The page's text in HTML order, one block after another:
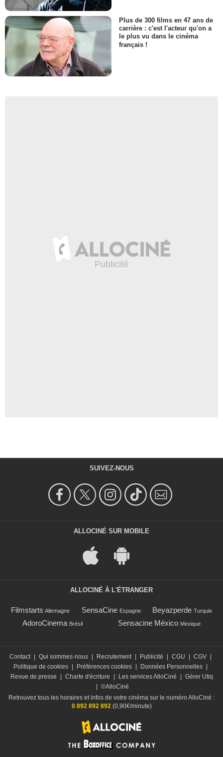
Plus de 300 films en 47 ans de
carrière : c'est l'acteur qu'on a
le plus vu dans le cinéma
français !
SUIVEZ-NOUS
ALLOCINÉ SUR MOBILE
ALLOCINÉ À L'ÉTRANGER
Filmstarts Allemagne SensaCine Espagne Beyazperde Turquie
AdoroCinema Brésil Sensacine México Mexique
Contact | Qui sommes-nous | Recrutement | Publicité | CGU | CGV |
Politique de cookies | Préférences cookies | Données Personnelles |
Revue de presse
| Charte d'écriture | Les services AlloCiné | Gérer Utiq
| ©AlloCiné
Retrouvez tous les horaires et infos de votre cinéma sur le numéro AlloCiné :
0 892 892 892 (0,90€/minute)